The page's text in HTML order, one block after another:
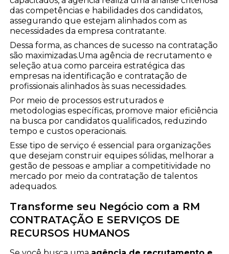
das competências e habilidades dos candidatos,
assegurando que estejam alinhados com as
necessidades da empresa contratante.
Dessa forma, as chances de sucesso na contratação
são maximizadas.Uma agência de recrutamento e
seleção atua como parceira estratégica das
empresas na identificação e contratação de
profissionais alinhados às suas necessidades.
Por meio de processos estruturados e
metodologias específicas, promove maior eficiência
na busca por candidatos qualificados, reduzindo
tempo e custos operacionais.
Esse tipo de serviço é essencial para organizações
que desejam construir equipes sólidas, melhorar a
gestão de pessoas e ampliar a competitividade no
mercado por meio da contratação de talentos
adequados.
Transforme seu Negócio com a RM
CONTRATAÇÃO E SERVIÇOS DE
RECURSOS HUMANOS